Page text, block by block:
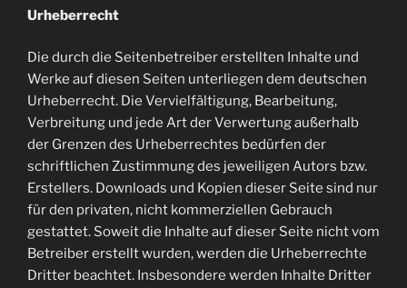
Urheberrecht
Die durch die Seitenbetreiber erstellten Inhalte und
Werke auf diesen Seiten unterliegen dem deutschen
Urheberrecht. Die Vervielfältigung, Bearbeitung,
Verbreitung und jede Art der Verwertung außerhalb
der Grenzen des Urheberrechtes bedürfen der
schriftlichen Zustimmung des jeweiligen Autors bzw.
Erstellers. Downloads und Kopien dieser Seite sind nur
für den privaten, nicht kommerziellen Gebrauch
gestattet. Soweit die Inhalte auf dieser Seite nicht vom
Betreiber erstellt wurden, werden die Urheberrechte
Dritter beachtet. Insbesondere werden Inhalte Dritter